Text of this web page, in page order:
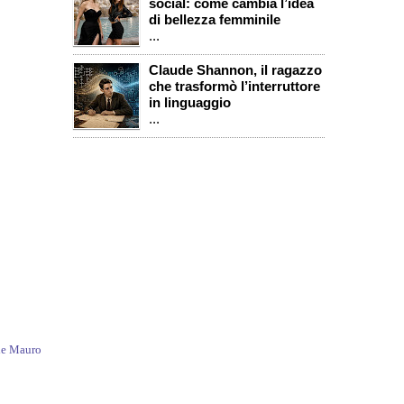
Mauro
social: come cambia l’idea
di bellezza femminile
...
Claude Shannon, il ragazzo
che trasformò l’interruttore
in linguaggio
...